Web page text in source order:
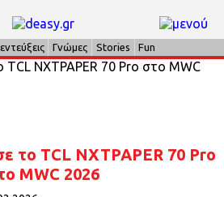
Γνώμες Stories Fun
το TCL NXTPAPER 70 Pro
MWC 2026